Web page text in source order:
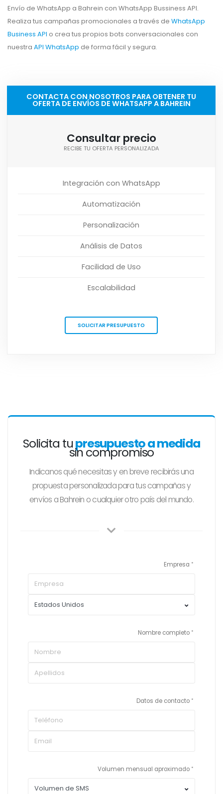
Envío de WhatsApp a Bahrein con WhatsApp Bussiness API.
Realiza tus campañas promocionales a través de WhatsApp
Business API o crea tus propios bots conversacionales con
nuestra API WhatsApp de forma fácil y segura.
CONTACTA CON NOSOTROS PARA OBTENER TU
OFERTA DE ENVÍOS DE WHATSAPP A BAHREIN
Consultar precio
RECIBE TU OFERTA PERSONALIZADA
Integración con WhatsApp
Automatización
Personalización
Análisis de Datos
Facilidad de Uso
Escalabilidad
SOLICITAR PRESUPUESTO
Solicita tupresupuesto a medida
sin compromiso
Indicanos qué necesitas y en breve recibirás una
propuesta personalizada para tus campañas y
envíos a Bahrein o cualquier otro país del mundo.
Empresa
Nombre completo
Datos de contacto
Volumen mensual aproximado